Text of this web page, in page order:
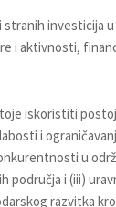
stranih
i aktivnosti,
iskoristiti
i
u
područja i (iii)
razvitka